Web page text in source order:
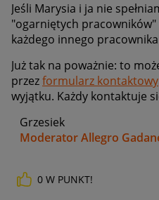
Jeśli Marysia i ja nie
"ogarniętych
każdego innego
Już tak na poważnie: to
przezformularz kontaktowy
wyjątku. Każdy kontaktuje
Grzesiek
Moderator Allegro
0 W PUNKT!